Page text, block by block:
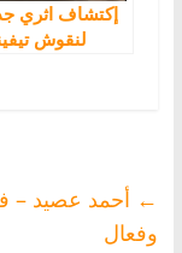
إكتشاف اثري
لنقوش
← أحمد عصيد –
وفعال